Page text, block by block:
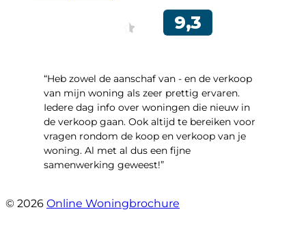
“Heb zowel de aanschaf van - en de verkoop
van mijn woning als zeer prettig ervaren.
Iedere dag info over woningen die nieuw in
de verkoop gaan. Ook altijd te bereiken voor
vragen rondom de koop en verkoop van je
woning. Al met al dus een fijne
samenwerking geweest!”
© 2026 Online Woningbrochure